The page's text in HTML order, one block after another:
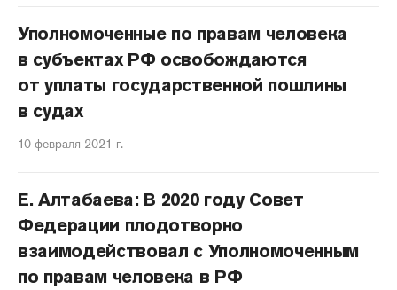
Уполномоченные по правам человека
в субъектах РФ освобождаются
от уплаты государственной пошлины
в судах
10 февраля 2021 г.
Е. Алтабаева: В 2020 году Совет
Федерации плодотворно
взаимодействовал с Уполномоченным
по правам человека в РФ